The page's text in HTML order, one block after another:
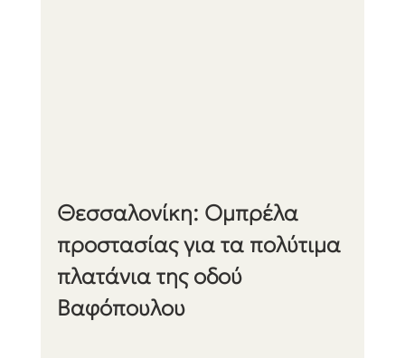
Θεσσαλονίκη: Ομπρέλα
προστασίας για τα πολύτιμα
πλατάνια της οδού
Βαφόπουλου